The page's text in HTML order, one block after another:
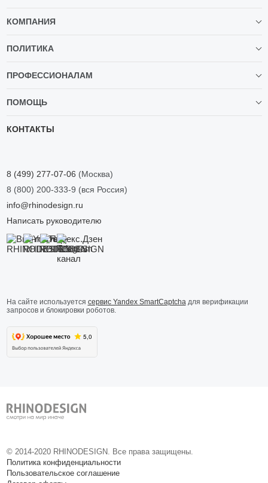
КОМПАНИЯ
ПОЛИТИКА
ПРОФЕССИОНАЛАМ
ПОМОЩЬ
КОНТАКТЫ
8 (499) 277-07-06 (Москва)
8 (800) 200-333-9 (вся Россия)
info@rhinodesign.ru
Написать руководителю
На сайте используется сервис Yandex SmartCaptcha для верификации
запросов и блокировки роботов.
© 2014-2020RHINODESIGN. Все права защищены.
Политика конфиденциальности
Пользовательское соглашение